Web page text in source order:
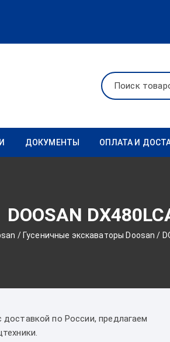
ДОКУМЕНТЫ ОПЛАТА И
DOOSAN
/ Гусеничные экскаваторы Doosan /
доставкой по России, предлагаем